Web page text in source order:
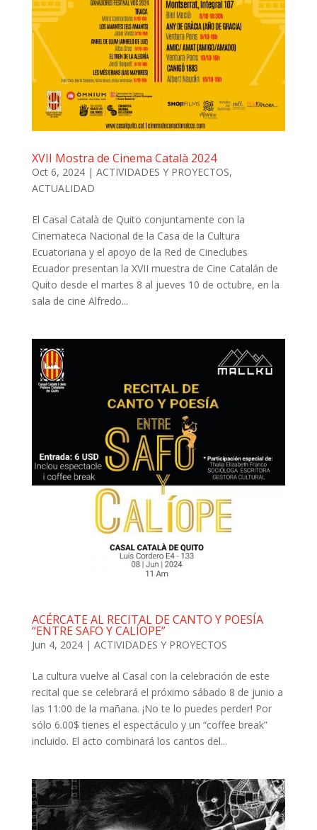
XVII Mostra de Cinema Català 2024
Oct 6, 2024| ACTIVIDADES Y PROYECTOS,
ACTUALIDAD
El Casal Català de Quito conjuntamente con la
Cinemateca Nacional de la Casa de la Cultura
Ecuatoriana y el apoyo de la Red de Cineclubes
Ecuador presentan la XVII muestra de Cine Catalán de
Quito desde el martes 8 al jueves 10 de octubre, en la
sala de cine Alfredo...
ACÉRCATE AL RECITAL DE CANTO Y POESÍA
“ENTRE SAFO Y CALÍOPE”
Jun 4, 2024| ACTIVIDADES Y PROYECTOS
La cultura vuelve al Casal con la celebración de este
recital que se celebrará el próximo sábado 8 de junio a
las 11:00 de la mañana. ¡No te lo puedes perder! Por
sólo 6.00$ tienes el espectáculo y un “coffee break”
incluido. El acto combinará los cantos del...